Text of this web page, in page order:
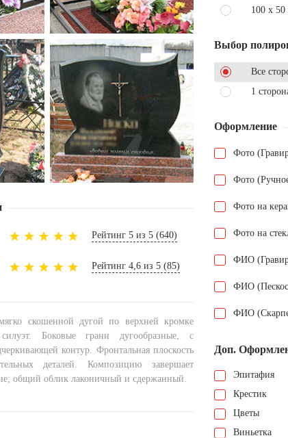
Рейтинг 5 из 5 (640)
Рейтинг 4,6 из 5 (85)
скошенной дугой по верхней кромке
Боковые грани дугообразные, с
контур. Фронтальная плоскость
деталей. Композицию завершает
общий облик лаконичный и сдержанный.
100 x 50
Выбор
Все
1
Оформление
Фото
Фото
Фото на
Фото на
ФИО
ФИО
ФИО
Доп.
Эпитафия
Крестик
Цветы
Виньетка